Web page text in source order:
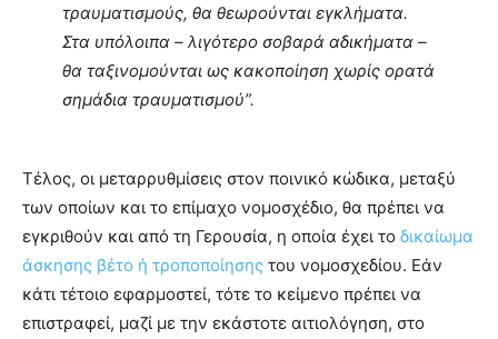
τραυματισμούς, θα θεωρούνται εγκλήματα.
Στα υπόλοιπα – λιγότερο σοβαρά αδικήματα –
θα ταξινομούνται ως κακοποίηση χωρίς ορατά
σημάδια τραυματισμού”.
Τέλος, οι μεταρρυθμίσεις στον ποινικό κώδικα, μεταξύ
των οποίων και το επίμαχο νομοσχέδιο, θα πρέπει να
εγκριθούν και από τη Γερουσία, η οποία έχει το δικαίωμα
άσκησης βέτο ή τροποποίησης του νομοσχεδίου. Εάν
κάτι τέτοιο εφαρμοστεί, τότε το κείμενο πρέπει να
επιστραφεί, μαζί με την εκάστοτε αιτιολόγηση, στο